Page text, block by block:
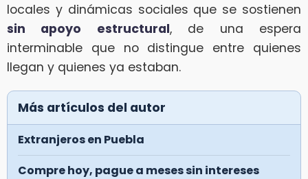
locales y dinámicas sociales que se sostienen
sin apoyo estructural, de una espera
interminable que no distingue entre quienes
llegan y quienes ya estaban.
Más artículos del autor
Extranjeros en Puebla
Compre hoy, pague a meses sin intereses